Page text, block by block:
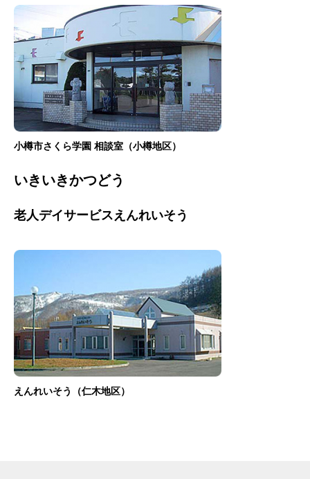
小樽市さくら学園 相談室（小樽地区）
いきいきかつどう
老人デイサービスえんれいそう
えんれいそう（仁木地区）